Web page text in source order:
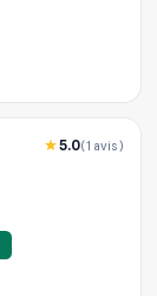
5.0(1 avis)